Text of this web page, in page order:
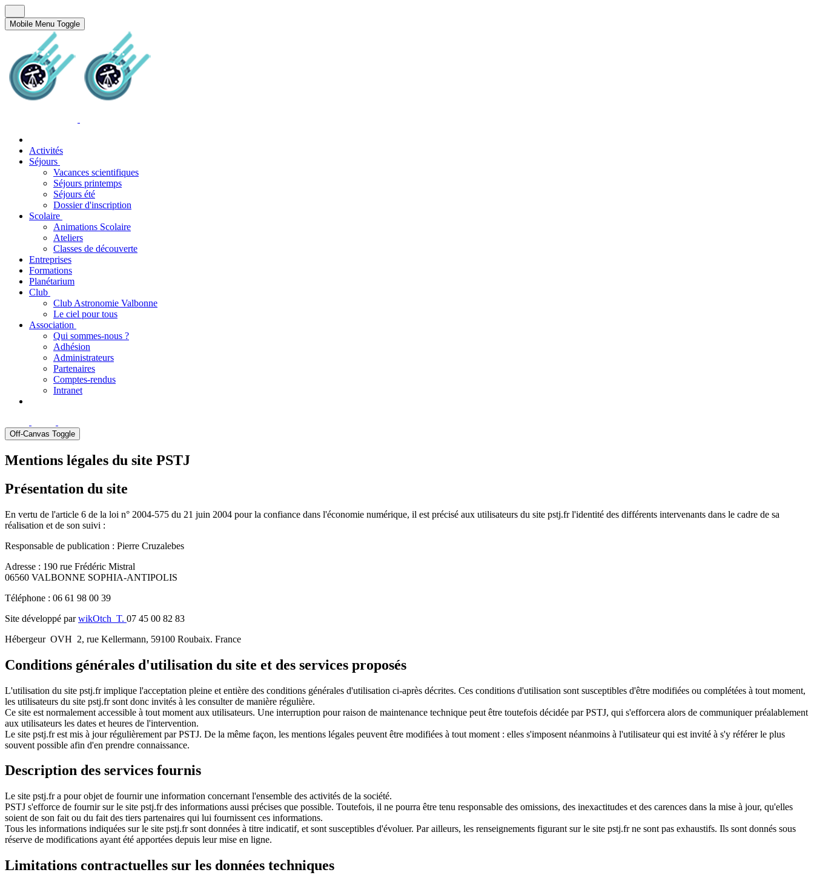
Mobile Menu Toggle
Activités
Séjours
Vacances scientifiques
Séjours printemps
Séjours été
Dossier d'inscription
Scolaire
Animations Scolaire
Ateliers
Classes de découverte
Entreprises
Formations
Planétarium
Club
Club Astronomie Valbonne
Le ciel pour tous
Association
Qui sommes-nous ?
Adhésion
Administrateurs
Partenaires
Comptes-rendus
Intranet
Off-Canvas Toggle
Mentions légales du site PSTJ
Présentation du site
En vertu de l'article 6 de la loi n° 2004-575 du 21 juin 2004 pour la confiance dans l'économie numérique, il est précisé aux utilisateurs du site pstj.fr l'identité des différents intervenants dans le cadre de sa
réalisation et de son suivi :
Responsable de publication : Pierre Cruzalebes
Adresse : 190 rue Frédéric Mistral
06560 VALBONNE SOPHIA-ANTIPOLIS
Téléphone : 06 61 98 00 39
Site développé parwikOtch T. 07 45 00 82 83
Hébergeur OVH 2, rue Kellermann, 59100 Roubaix. France
Conditions générales d'utilisation du site et des services proposés
L'utilisation du site pstj.fr implique l'acceptation pleine et entière des conditions générales d'utilisation ci-après décrites. Ces conditions d'utilisation sont susceptibles d'être modifiées ou complétées à tout moment,
les utilisateurs du site pstj.fr sont donc invités à les consulter de manière régulière.
Ce site est normalement accessible à tout moment aux utilisateurs. Une interruption pour raison de maintenance technique peut être toutefois décidée par PSTJ, qui s'efforcera alors de communiquer préalablement
aux utilisateurs les dates et heures de l'intervention.
Le site pstj.fr est mis à jour régulièrement par PSTJ. De la même façon, les mentions légales peuvent être modifiées à tout moment : elles s'imposent néanmoins à l'utilisateur qui est invité à s'y référer le plus
souvent possible afin d'en prendre connaissance.
Description des services fournis
Le site pstj.fr a pour objet de fournir une information concernant l'ensemble des activités de la société.
PSTJ s'efforce de fournir sur le site pstj.fr des informations aussi précises que possible. Toutefois, il ne pourra être tenu responsable des omissions, des inexactitudes et des carences dans la mise à jour, qu'elles
soient de son fait ou du fait des tiers partenaires qui lui fournissent ces informations.
Tous les informations indiquées sur le site pstj.fr sont données à titre indicatif, et sont susceptibles d'évoluer. Par ailleurs, les renseignements figurant sur le site pstj.fr ne sont pas exhaustifs. Ils sont donnés sous
réserve de modifications ayant été apportées depuis leur mise en ligne.
Limitations contractuelles sur les données techniques